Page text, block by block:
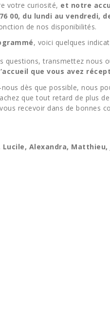
votre curiosité, et notre
00, du lundi au vendredi,
de nos disponibilités.
, voici quelques
questions, transmettez nous
que vous avez
nous dès que possible, nous
que tout retard de plus
recevoir dans de bonnes
Lucile, Alexandra,